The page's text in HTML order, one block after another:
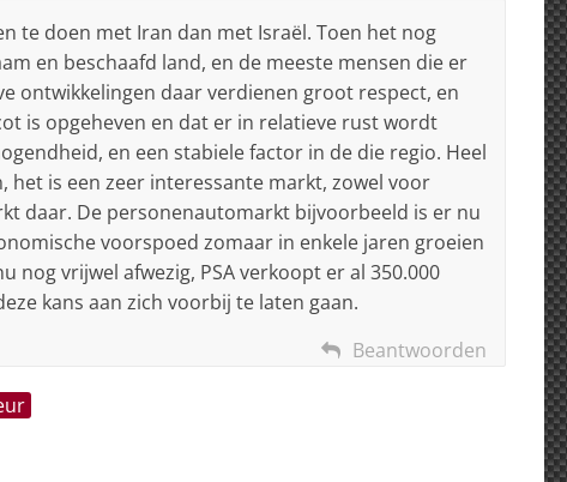
te doen met Iran dan met Israël. Toen het nog
en beschaafd land, en de meeste mensen die er
ontwikkelingen daar verdienen groot respect, en
is opgeheven en dat er in relatieve rust wordt
en een stabiele factor in de die regio. Heel
het is een zeer interessante markt, zowel voor
daar. De personenautomarkt bijvoorbeeld is er nu
voorspoed zomaar in enkele jaren groeien
nog vrijwel afwezig, PSA verkoopt er al 350.000
kans aan zich voorbij te laten gaan.
Beantwoorden